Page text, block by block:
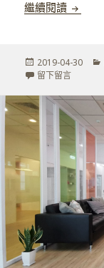
繼續閱讀 【美
發
佈
2019-04-30
留下留言在 【美